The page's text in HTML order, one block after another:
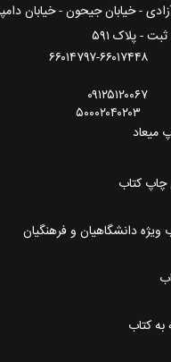
- خیابان جیحون - خیابان
- پلاک ۵۹۱
۶۶۰۱۷۴۴۸-۶۶۰۱۴۷۹۷
۰۹۱۲۵۱۲۰۰۶۷
۵۰۰۰۲۰۴۰۲۰۳
میعاد
چاپ کتاب
دانشگاهیان و فرهنگیان
به کتاب